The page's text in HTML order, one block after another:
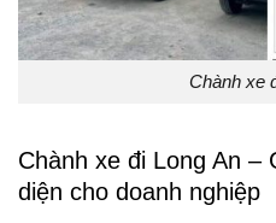
Chành xe
Chành xe đi Long An –
diện cho doanh nghiệp